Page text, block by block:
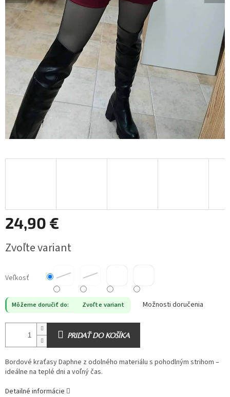
24,90 €
cena:
Zvoľte variant
Veľkosť
Môžeme doručiť do: Zvoľte variant Možnosti doručenia
PRIDAŤ DO KOŠÍKA
Bordové kraťasy Daphne z odolného materiálu s pohodlným strihom –
ideálne na teplé dni a voľný čas.
Detailné informácie